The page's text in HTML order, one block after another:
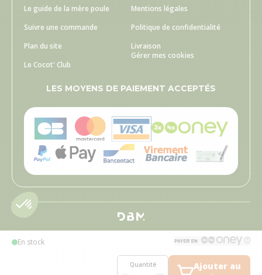
En stock
Quantité
Ajouter au
Le guide de la mère poule
Suivre une commande
Plan du site
Le Cocot' Club
Mentions légales
Politique de confidentialité
Livraison
Gérer mes cookies
LES MOYENS DE PAIEMENT ACCEPTÉS